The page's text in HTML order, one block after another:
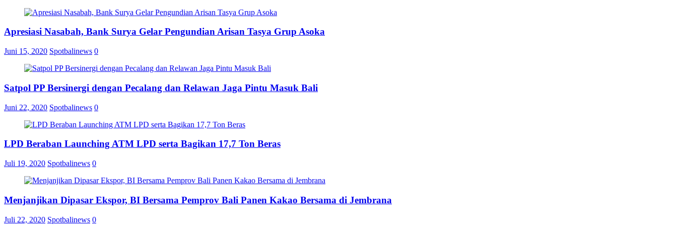
Apresiasi Nasabah, Bank Surya Gelar Pengundian Arisan Tasya Grup Asoka
Juni 15, 2020 Spotbalinews 0
Satpol PP Bersinergi dengan Pecalang dan Relawan Jaga Pintu Masuk Bali
Juni 22, 2020 Spotbalinews 0
LPD Beraban Launching ATM LPD serta Bagikan 17,7 Ton Beras
Juli 19, 2020 Spotbalinews 0
Menjanjikan Dipasar Ekspor, BI Bersama Pemprov Bali Panen Kakao Bersama di Jembrana
Juli 22, 2020 Spotbalinews 0